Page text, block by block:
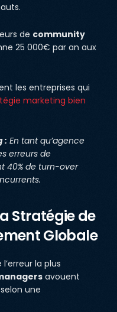
de community
25 000€ par an aux
les entreprises qui
marketing bien
: En tant qu’agence
erreurs de
40% de turn-over
Stratégie de
Globale
l’erreur la plus
avouent
une